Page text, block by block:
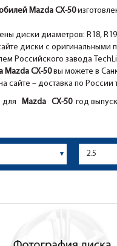
Mazda CX-50
диски диаметров: R18, R19
диски с оригинальными
Российского завода
Mazda CX-50вы можете в
сайте – доставка по
Mazda CX-50год